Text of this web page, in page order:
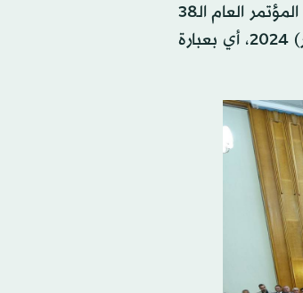
مرشح سيهزم إردوغان في الانتخابات الرئاسية المقبلة، ولذلك فإننا نواجه تحالفاً بين من لا يطيقون نتائج المؤتمر العام الـ38
للحزب في 5 نوفمبر 2023 (كليتشدار أوغلو)، ومن لا يطيقون نتائح الانتخابات المحلية في 31 مارس (آذار) 2024، أي بعبارة